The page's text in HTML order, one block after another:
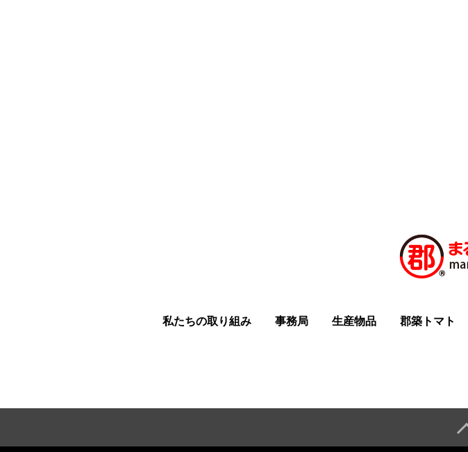
私たちの取り組み 事務局 生産物品 郡築トマト